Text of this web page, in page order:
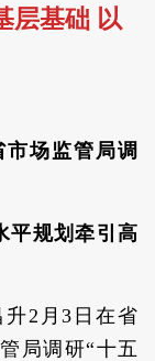
层基础 以
场监管局调
平规划牵引高
2月3日在省
局调研“十五